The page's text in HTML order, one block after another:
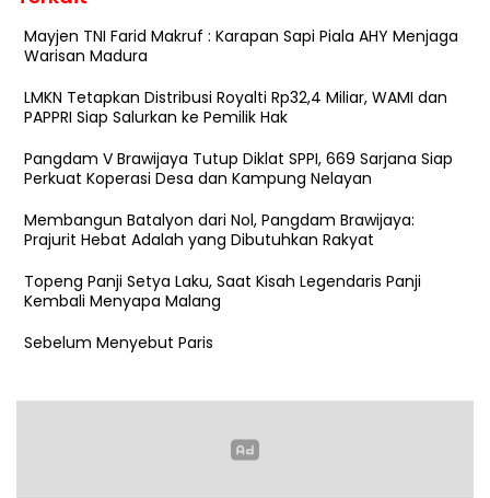
Mayjen TNI Farid Makruf : Karapan Sapi Piala AHY Menjaga
Warisan Madura
LMKN Tetapkan Distribusi Royalti Rp32,4 Miliar, WAMI dan
PAPPRI Siap Salurkan ke Pemilik Hak
Pangdam V Brawijaya Tutup Diklat SPPI, 669 Sarjana Siap
Perkuat Koperasi Desa dan Kampung Nelayan
Membangun Batalyon dari Nol, Pangdam Brawijaya:
Prajurit Hebat Adalah yang Dibutuhkan Rakyat
Topeng Panji Setya Laku, Saat Kisah Legendaris Panji
Kembali Menyapa Malang
Sebelum Menyebut Paris